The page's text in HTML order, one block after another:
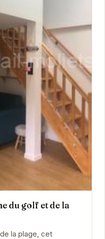
du golf et de la
la plage, cet